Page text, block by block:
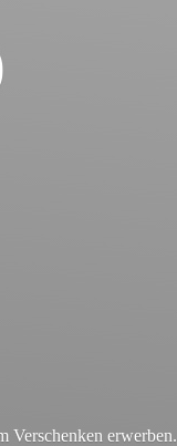
Verschenken erwerben.